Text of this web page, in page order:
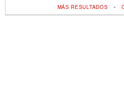
MÁS RESULTADOS -